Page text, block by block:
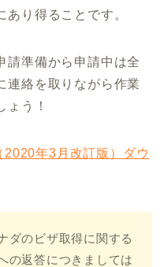
り得ることです。
請準備から申請中は全
連絡を取りながら作業
ょう！
年3月改訂版）ダウ
ダのビザ取得に関する
の返答につきましては